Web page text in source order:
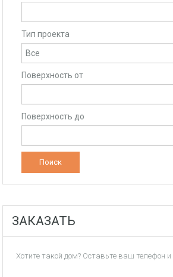
Тип проекта
Поверхность от
Поверхность до
ЗАКАЗАТЬ
Хотите такой дом? Оставьте ваш телефон